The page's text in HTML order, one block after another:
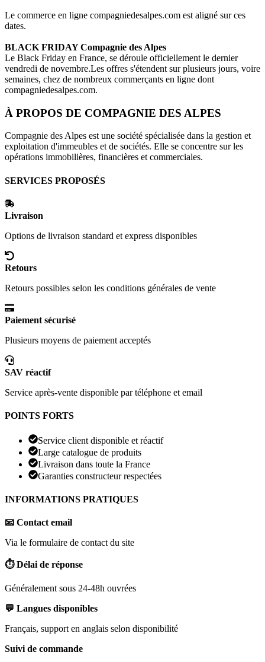
Le commerce en ligne compagniedesalpes.com est aligné sur ces
dates.
BLACK FRIDAYCompagnie des Alpes
Le Black Friday en France, se déroule officiellement le dernier
vendredi de novembre.Les offres s'étendent sur plusieurs jours, voire
semaines, chez de nombreux commerçants en ligne dont
compagniedesalpes.com.
À PROPOS DE COMPAGNIE DES ALPES
Compagnie des Alpes est une société spécialisée dans la gestion et
exploitation d'immeubles et de sociétés. Elle se concentre sur les
opérations immobilières, financières et commerciales.
SERVICES PROPOSÉS
Livraison
Options de livraison standard et express disponibles
Retours
Retours possibles selon les conditions générales de vente
Paiement sécurisé
Plusieurs moyens de paiement acceptés
SAV réactif
Service après-vente disponible par téléphone et email
POINTS FORTS
Service client disponible et réactif
Large catalogue de produits
Livraison dans toute la France
Garanties constructeur respectées
INFORMATIONS PRATIQUES
📧 Contact email
Via le formulaire de contact du site
⏱️ Délai de réponse
Généralement sous 24-48h ouvrées
💬 Langues disponibles
Français, support en anglais selon disponibilité
Suivi de commande